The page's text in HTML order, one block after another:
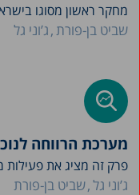
מחקר ראשון מסוגו
שביט בן-פורת ג’וני גל
מערכת הרווחה
פרק זה מציג את פעילות
ג’וני גל שביט בן-פורת